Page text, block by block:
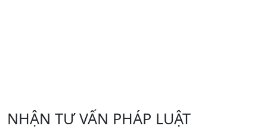
NHẬN TƯ VẤN PHÁP LUẬT